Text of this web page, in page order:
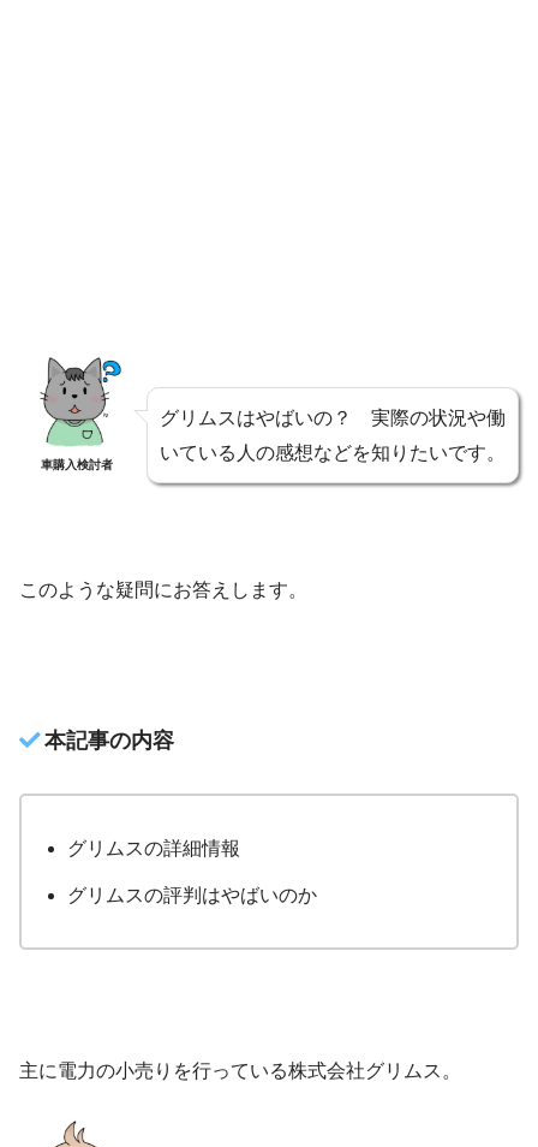
車購入検討者
グリムスはやばいの？ 実際の状況や働
いている人の感想などを知りたいです。
このような疑問にお答えします。
本記事の内容
グリムスの詳細情報
グリムスの評判はやばいのか
主に電力の小売りを行っている株式会社グリムス。